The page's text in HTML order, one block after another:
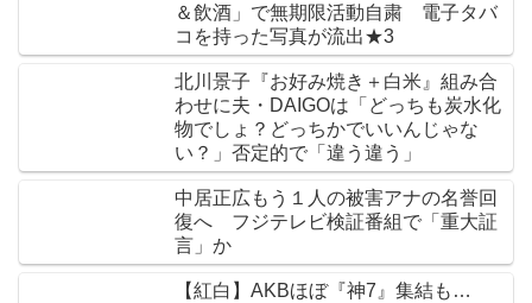
＆飲酒」で無期限活動自粛 電子タバ
コを持った写真が流出★3
北川景子『お好み焼き＋白米』組み合
わせに夫・DAIGOは「どっちも炭水化
物でしょ？どっちかでいいんじゃな
い？」否定的で「違う違う」
中居正広もう１人の被害アナの名誉回
復へ フジテレビ検証番組で「重大証
言」か
【紅白】AKBほぼ『神7』集結も…